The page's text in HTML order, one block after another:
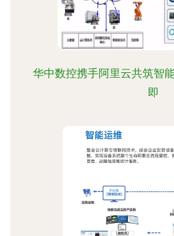
华中数控携手阿里云共筑智
即